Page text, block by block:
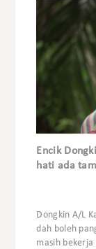
Encik
hati ada
Dongkin A/L
dah boleh
masih